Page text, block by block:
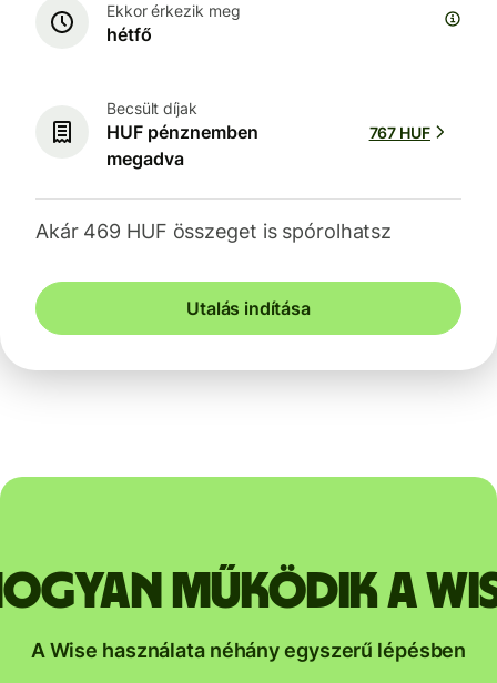
Ekkor érkezik meg
hétfő
Becsült díjak
HUF pénznemben
megadva
767 HUF
Akár 469 HUF összeget is spórolhatsz
Utalás indítása
működik a
A Wise használata néhány egyszerű lépésben